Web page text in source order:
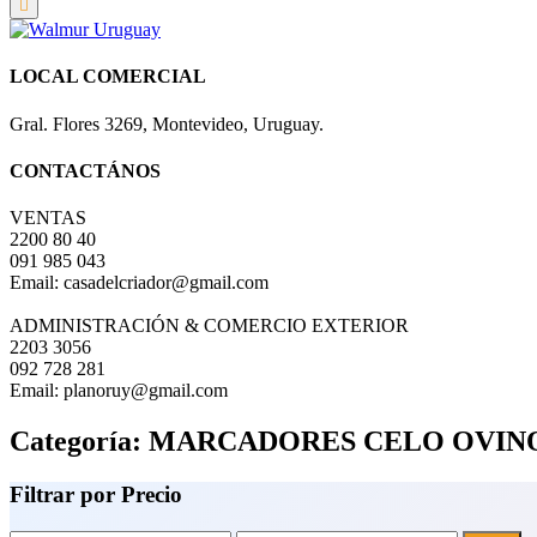
LOCAL COMERCIAL
Gral. Flores 3269, Montevideo, Uruguay.
CONTACTÁNOS
VENTAS
2200 80 40
091 985 043
Email: casadelcriador@gmail.com
ADMINISTRACIÓN & COMERCIO EXTERIOR
2203 3056
092 728 281
Email: planoruy@gmail.com
Categoría: MARCADORES CELO
Filtrar por Precio